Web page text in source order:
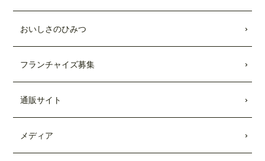
世界的な物流網の混乱により、ポテトの
更させていただきます。ご利用のお客様
には大変ご不便をおかけいたしますが、
げます。
黒店の「5倍激辛バーガー」が掲載されま
おいしさのひみつ
フランチャイズ募集
通販サイト
メディア